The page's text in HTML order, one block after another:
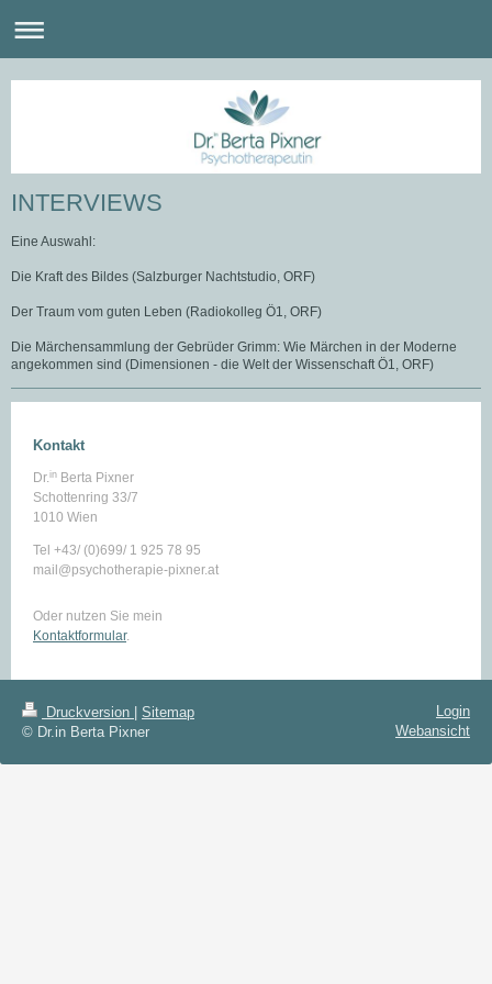
INTERVIEWS
Eine Auswahl:
Die Kraft des Bildes (Salzburger Nachtstudio, ORF)
Der Traum vom guten Leben (Radiokolleg Ö1, ORF)
Die Märchensammlung der Gebrüder Grimm: Wie Märchen in der Moderne
angekommen sind (Dimensionen - die Welt der Wissenschaft Ö1, ORF)
Kontakt
Dr. in Berta Pixner
Schottenring 33/7
1010 Wien
Tel +43/ (0)699/ 1 925 78 95
mail@psychotherapie-pixner.at
Oder nutzen Sie mein
Kontaktformular.
Druckversion
Sitemap
© Dr.in Berta Pixner
Login
Webansicht